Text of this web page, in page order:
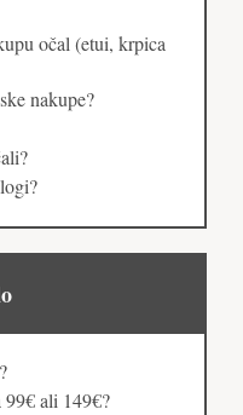
očal (etui, krpica
nakupe?
ali 149€?